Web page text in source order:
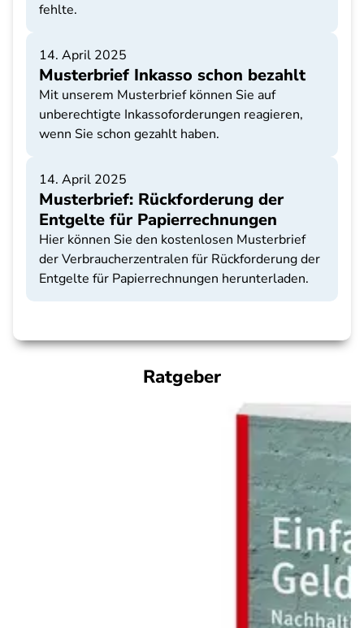
fehlte.
14. April 2025
Musterbrief Inkasso schon bezahlt
Mit unserem Musterbrief können Sie auf
unberechtigte Inkassoforderungen reagieren,
wenn Sie schon gezahlt haben.
14. April 2025
Musterbrief: Rückforderung der
Entgelte für Papierrechnungen
Hier können Sie den kostenlosen Musterbrief
der Verbraucherzentralen für Rückforderung der
Entgelte für Papierrechnungen herunterladen.
Ratgeber